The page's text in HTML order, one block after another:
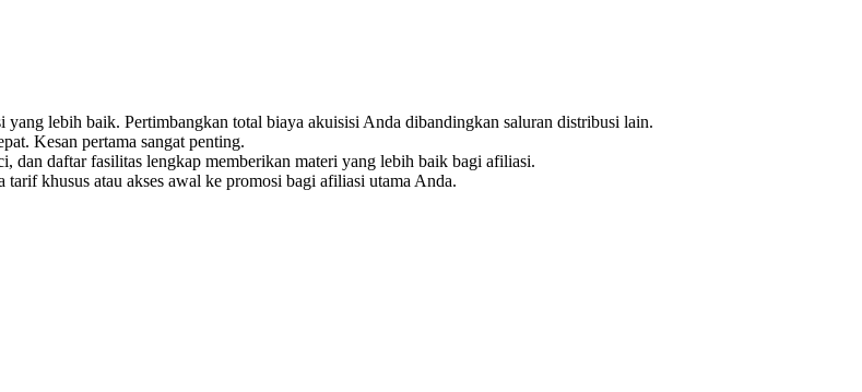
lebih baik. Pertimbangkan total biaya akuisisi Anda dibandingkan saluran distribusi lain.
Kesan pertama sangat penting.
dan daftar fasilitas lengkap memberikan materi yang lebih baik bagi afiliasi.
khusus atau akses awal ke promosi bagi afiliasi utama Anda.